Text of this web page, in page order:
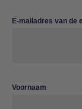
E-mailadres van de
Voornaam